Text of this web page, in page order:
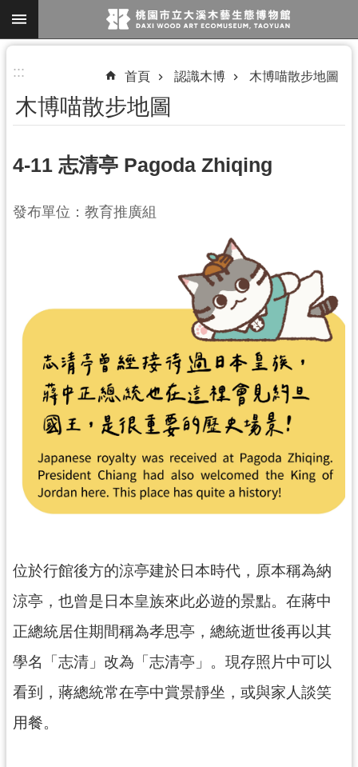
跳到主要內容區塊
搜
尋
參
研
習
資
源
認
識
木
博
訊
::: 首頁 認識木博 木博喵散步地圖
木博喵散步地圖
4-11 志清亭 Pagoda Zhiqing
發布單位：教育推廣組
位於行館後方的涼亭建於日本時代，原本稱為納
涼亭，也曾是日本皇族來此必遊的景點。在蔣中
正總統居住期間稱為孝思亭，總統逝世後再以其
學名「志清」改為「志清亭」。現存照片中可以
看到，蔣總統常在亭中賞景靜坐，或與家人談笑
用餐。